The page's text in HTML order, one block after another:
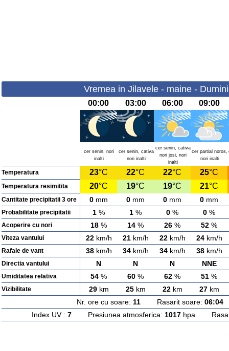
Vremea in Jilavele - maine -
00:00 03:00 06:00 09:00
cer senin, nori
inalti
cer senin, cativa
nori inalti
cer senin, cativa
nori josi, nori
inalti
cer partial noros,
nori inalti
Temperatura 23°C 22°C 22°C 25°C
Temperatura resimitita 20°C 19°C 19°C 21°C
Cantitate precipitatii 3 ore 0 mm 0 mm 0 mm 0 mm
Probabilitate precipitatii 1 % 1 % 0 % 0 %
Acoperire cu nori 18 % 14 % 26 % 52 %
Viteza vantului 22km/h 21km/h 22km/h 24km/h
Rafale de vant 38km/h 34km/h 34km/h 38km/h
Directia vantului N N N NNE
Umiditatea relativa 54 % 60 % 62 % 51 %
Vizibilitate 29km 25km 22km 27km
Nr. ore cu soare: 11 Rasarit soare: 06:04
Index UV : 7Presiunea atmosferica: 1017hpa